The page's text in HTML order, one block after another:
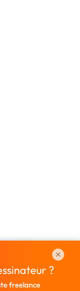
?
freelance